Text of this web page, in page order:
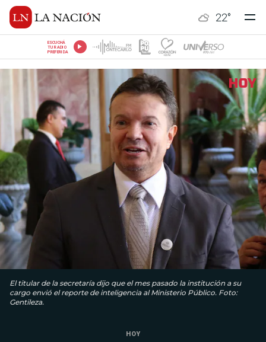
22°
ESCUCHÁ
TU RADIO
PREFERIDA
El titular de la secretaría dijo que el mes pasado la institución a su
cargo envió el reporte de inteligencia al Ministerio Público. Foto:
Gentileza.
HOY